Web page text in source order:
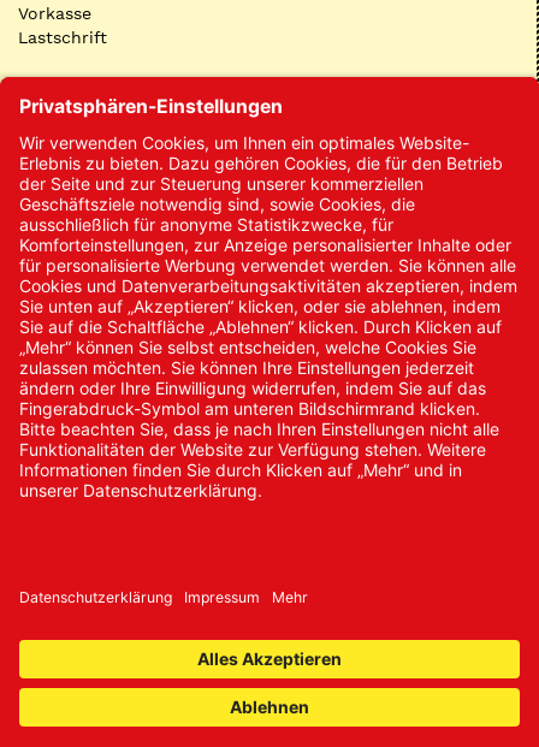
Vorkasse
Lastschrift
Kontakt
Kontakt/Anfrage
Neukundenanmeldung
Kennwort vergessen
Bestellungen
Sendung verfolgen
© 2024 Promed Vertriebsgesellschaft mbH | Alle Rechte
* Alle Preise zzgl. gesetzlicher Mehrwertsteuer
Impressum AGB Datenschutz Nachhaltigkeit